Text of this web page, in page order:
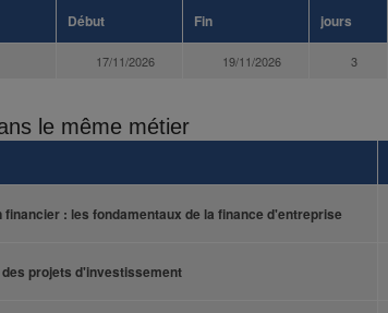
Début Fin jours
17/11/2026 19/11/2026 3
le même métier
financier : les fondamentaux de la finance d'entreprise
projets d'investissement